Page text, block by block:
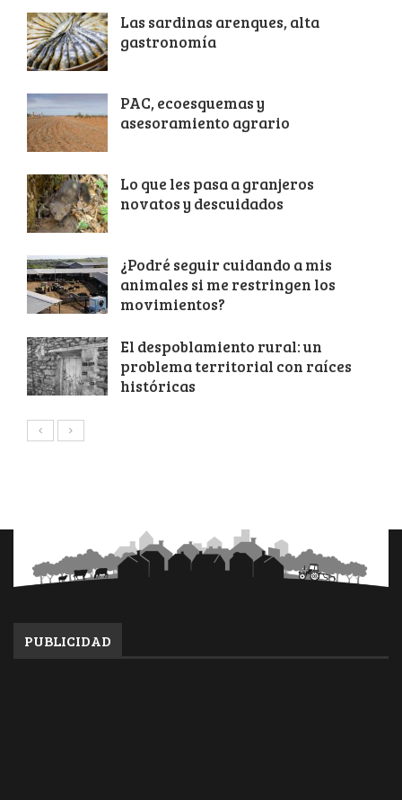
Las sardinas arenques, alta
gastronomía
PAC, ecoesquemas y
asesoramiento agrario
Lo que les pasa a granjeros
novatos y descuidados
¿Podré seguir cuidando a mis
animales si me restringen los
movimientos?
El despoblamiento rural: un
problema territorial con raíces
históricas
PUBLICIDAD